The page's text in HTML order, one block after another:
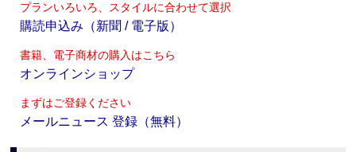
プランいろいろ、スタイルに合わせて選択
購読申込み（新聞 / 電子版）
書籍、電子商材の購入はこちら
オンラインショップ
まずはご登録ください
メールニュース 登録（無料）